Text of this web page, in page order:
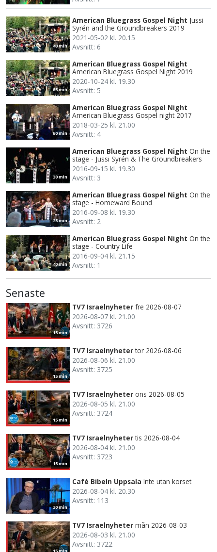
40 min
American Bluegrass Gospel Night Jussi
Syrén and the Groundbreakers 2019
2021-05-02 kl. 20.15
Avsnitt: 6
65 min
American Bluegrass Gospel Night
American Bluegrass Gospel Night 2019
2020-10-24 kl. 19.30
Avsnitt: 5
60 min
American Bluegrass Gospel Night
American Bluegrass Gospel night 2017
2018-03-25 kl. 21.00
Avsnitt: 4
30 min
American Bluegrass Gospel Night On the
stage - Jussi Syrén & The Groundbreakers
2016-09-15 kl. 19.30
Avsnitt: 3
25 min
American Bluegrass Gospel Night On the
stage - Homeward Bound
2016-09-08 kl. 19.30
Avsnitt: 2
40 min
American Bluegrass Gospel Night On the
stage - Country Life
2016-09-04 kl. 21.15
Avsnitt: 1
Senaste
15 min
TV7 Israelnyheter fre 2026-08-07
2026-08-07 kl. 21.00
Avsnitt: 3726
15 min
TV7 Israelnyheter tor 2026-08-06
2026-08-06 kl. 21.00
Avsnitt: 3725
15 min
TV7 Israelnyheter ons 2026-08-05
2026-08-05 kl. 21.00
Avsnitt: 3724
15 min
TV7 Israelnyheter tis 2026-08-04
2026-08-04 kl. 21.00
Avsnitt: 3723
30 min
Café Bibeln Uppsala Inte utan korset
2026-08-04 kl. 20.30
Avsnitt: 113
TV7 Israelnyheter mån 2026-08-03
2026-08-03 kl. 21.00
Avsnitt: 3722